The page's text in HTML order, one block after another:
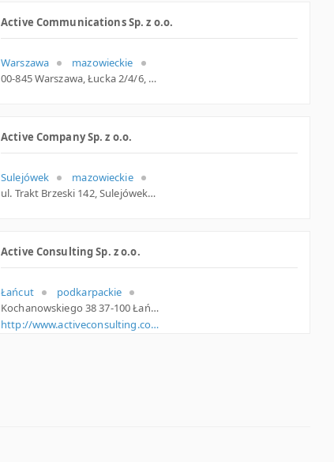
Active Communications Sp. z o.o.
Warszawa
mazowieckie
00-845 Warszawa, Łucka 2/4/6, woj. Mazowieckie, pow. Warszawa, gm. Warszawa
Active Company Sp. z o.o.
Sulejówek
mazowieckie
ul. Trakt Brzeski 142, Sulejówek
Active Consulting Sp. z o.o.
Łańcut
podkarpackie
Kochanowskiego 38 37-100 Łańcut Polska
http://www.activeconsulting.com.pl